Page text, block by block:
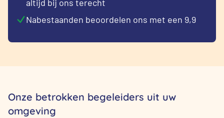
altijd bij ons terecht
Nabestaanden beoordelen ons met een 9,9
Onze betrokken begeleiders uit uw
omgeving